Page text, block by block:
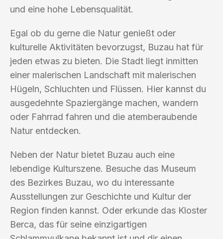
und eine hohe Lebensqualität.
Egal ob du gerne die Natur genießt oder
kulturelle Aktivitäten bevorzugst, Buzau hat für
jeden etwas zu bieten. Die Stadt liegt inmitten
einer malerischen Landschaft mit malerischen
Hügeln, Schluchten und Flüssen. Hier kannst du
ausgedehnte Spaziergänge machen, wandern
oder Fahrrad fahren und die atemberaubende
Natur entdecken.
Neben der Natur bietet Buzau auch eine
lebendige Kulturszene. Besuche das Museum
des Bezirkes Buzau, wo du interessante
Ausstellungen zur Geschichte und Kultur der
Region finden kannst. Oder erkunde das Kloster
Berca, das für seine einzigartigen